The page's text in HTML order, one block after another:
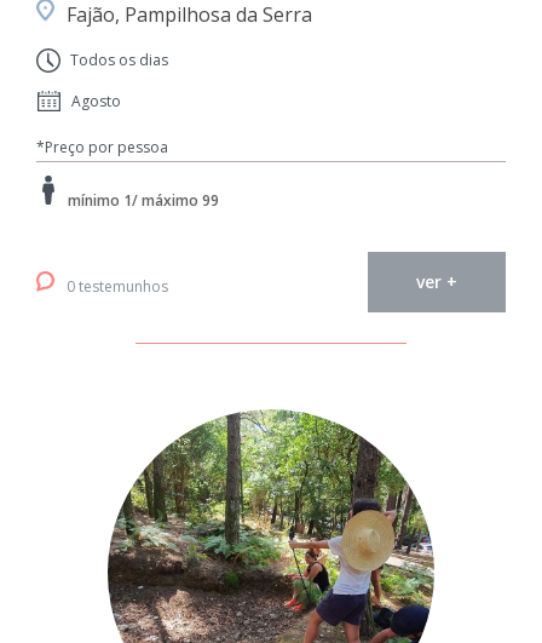
Fajão, Pampilhosa da Serra
Todos os dias
Agosto
*Preço por pessoa
mínimo 1/ máximo 99
0 testemunhos ver +